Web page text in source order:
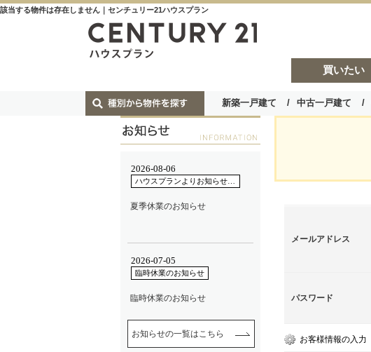
該当する物件は存在しません｜センチュリー21ハウスプラン
買いたい
新築一戸建て 中古一戸建て
メールアドレス
パスワード
お客様情報の入力
お知らせの一覧はこちら